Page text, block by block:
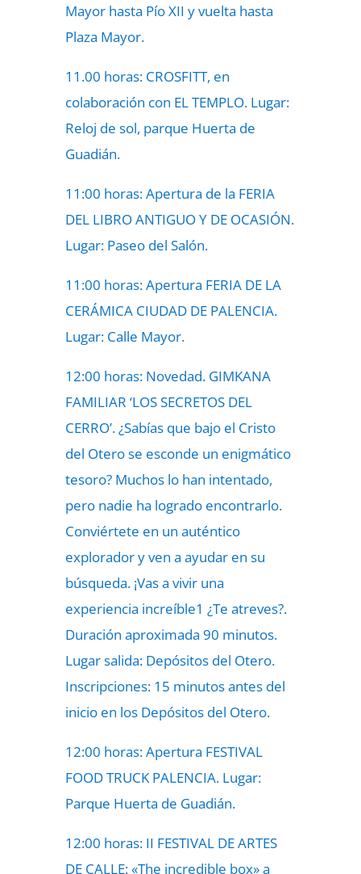
Mayor hasta Pío XII y vuelta hasta
Plaza Mayor.
11.00 horas: CROSFITT, en
colaboración con EL TEMPLO. Lugar:
Reloj de sol, parque Huerta de
Guadián.
11:00 horas: Apertura de la FERIA
DEL LIBRO ANTIGUO Y DE OCASIÓN.
Lugar: Paseo del Salón.
11:00 horas: Apertura FERIA DE LA
CERÁMICA CIUDAD DE PALENCIA.
Lugar: Calle Mayor.
12:00 horas: Novedad. GIMKANA
FAMILIAR ‘LOS SECRETOS DEL
CERRO’. ¿Sabías que bajo el Cristo
del Otero se esconde un enigmático
tesoro? Muchos lo han intentado,
pero nadie ha logrado encontrarlo.
Conviértete en un auténtico
explorador y ven a ayudar en su
búsqueda. ¡Vas a vivir una
experiencia increíble1 ¿Te atreves?.
Duración aproximada 90 minutos.
Lugar salida: Depósitos del Otero.
Inscripciones: 15 minutos antes del
inicio en los Depósitos del Otero.
12:00 horas: Apertura FESTIVAL
FOOD TRUCK PALENCIA. Lugar:
Parque Huerta de Guadián.
12:00 horas: II FESTIVAL DE ARTES
DE CALLE: «The incredible box» a